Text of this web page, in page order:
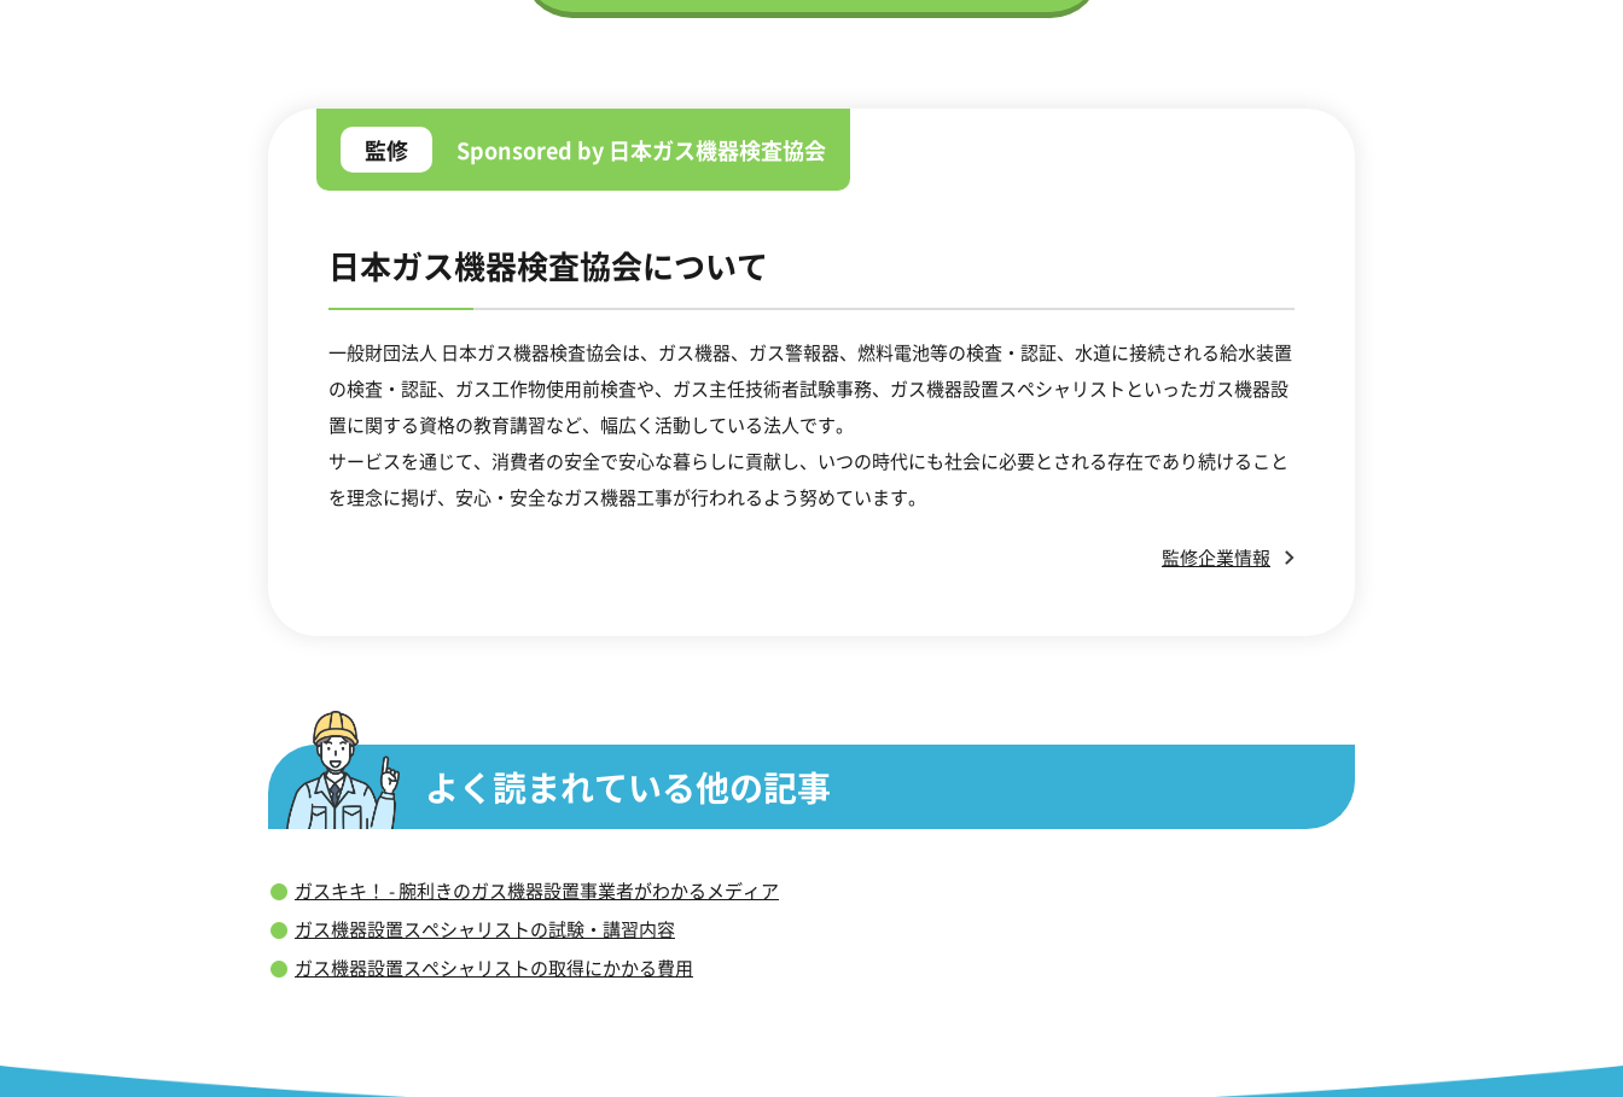
監修 Sponsored by 日本ガス機器検査協会
日本ガス機器検査協会について
一般財団法人 日本ガス機器検査協会は、ガス機器、ガス警報器、燃料電池等の検査・認証、水道に接続される給水装置
の検査・認証、ガス工作物使用前検査や、ガス主任技術者試験事務、ガス機器設置スペシャリストといったガス機器設
置に関する資格の教育講習など、幅広く活動している法人です。
サービスを通じて、 消費者の安全で安心な暮らしに貢献し、いつの時代にも社会に必要とされる存在であり続けること
を理念に掲げ、安心・安全なガス機器工事が行われるよう努めています。
監修企業情報
よく読まれている他の記事
ガスキキ！ - 腕利きのガス機器設置事業者がわかるメディア
ガス機器設置スペシャリストの試験・講習内容
ガス機器設置スペシャリストの取得にかかる費用